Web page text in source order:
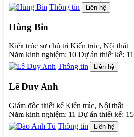
Thông tin
Liên hệ
Hùng Bin
Kiến trúc sư chủ trì Kiến trúc, Nội thất
Năm kinh nghiệm: 10 Dự án thiết kế: 11
Thông tin
Liên hệ
Lê Duy Anh
Giám đốc thiết kế Kiến trúc, Nội thất
Năm kinh nghiệm: 11 Dự án thiết kế: 15
Thông tin
Liên hệ